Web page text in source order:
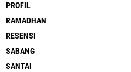
PROFIL
RAMADHAN
RESENSI
SABANG
SANTAI